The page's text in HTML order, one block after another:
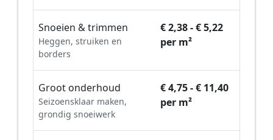
Snoeien & trimmen
Heggen, struiken en
borders
€ 2,38 - € 5,22
per m²
Groot onderhoud
Seizoensklaar maken,
grondig snoeiwerk
€ 4,75 - € 11,40
per m²